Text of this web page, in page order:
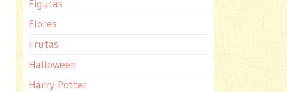
Figuras
Flores
Frutas
Halloween
Harry Potter